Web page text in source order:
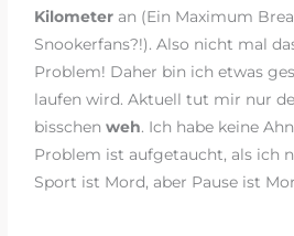
Kilometer an (Ein Maximum
Snookerfans?!). Also nicht mal
Problem! Daher bin ich etwas
laufen wird. Aktuell tut mir nur
bisschenweh. Ich habe keine
Problem ist aufgetaucht, als ich
Sport ist Mord, aber Pause ist